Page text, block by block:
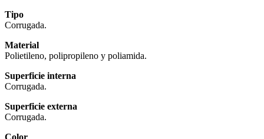
Tipo
Corrugada.
Material
Polietileno, polipropileno y poliamida.
Superficie interna
Corrugada.
Superficie externa
Corrugada.
Color